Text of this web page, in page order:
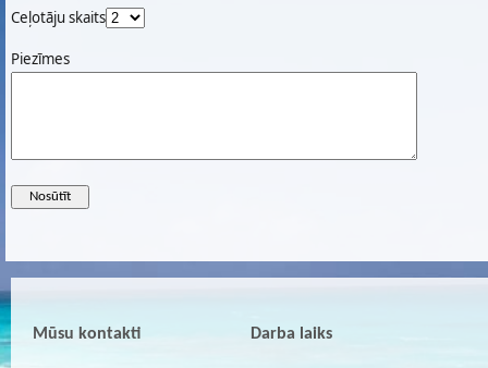
Ceļotāju skaits
Piezīmes
Mūsu kontakti Darba laiks